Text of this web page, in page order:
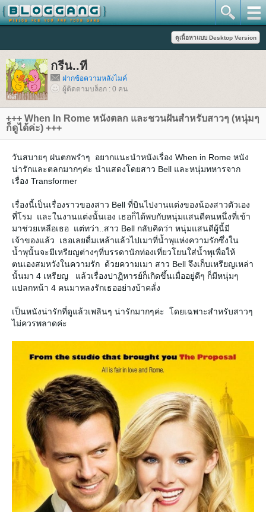
กรีน..ที
ฝากข้อความหลังไมค์
ผู้ติดตามบล็อก : 0 คน
+++ When In Rome หนังตลก และชวนฝันสำหรับสาวๆ (หนุ่มๆ
ก็ดูได้ค่ะ) +++
วันสบายๆ ฝนตกพรำๆ อยากแนะนำหนังเรื่อง When in Rome หนัง
น่ารักและตลกมากๆค่ะ นำแสดงโดยสาว Bell และหนุ่มทหารจาก
เรื่อง Transformer
เรื่องนี้เป็นเรื่องราวของสาว Bell ที่บินไปงานแต่งของน้องสาวตัวเอง
ที่โรม และในงานแต่งนั้นเอง เธอก็ได้พบกับหนุ่มแสนดีคนหนึ่งที่เข้า
มาช่วยเหลือเธอ แต่ทว่า..สาว Bell กลับคิดว่า หนุ่มแสนดีผู้นี้มี
เจ้าของแล้ว เธอเลยดื่มเหล้าแล้วไปเมาที่น้ำพุแห่งความรักซึ่งใน
น้ำพุนั้นจะมีเหรียญต่างๆที่บรรดานักท่องเที่ยวโยนใส่น้ำพุเพื่อให้
ตนเองสมหวังในความรัก ด้วยความเมา สาว Bell จึงเก็บเหรียญเหล่า
นั้นมา 4 เหรียญ แล้วเรื่องปาฏิหารย์ก็เกิดขึ้นเมื่ออยู่ดีๆ ก็มีหนุ่มๆ
ปลกหน้า 4 คนมาหลงรักเธออย่างบ้าคลั่ง
เป็นหนังน่ารักที่ดูแล้วเพลินๆ น่ารักมากๆค่ะ โดยเฉพาะสำหรับสาวๆ
ไม่ควรพลาดค่ะ